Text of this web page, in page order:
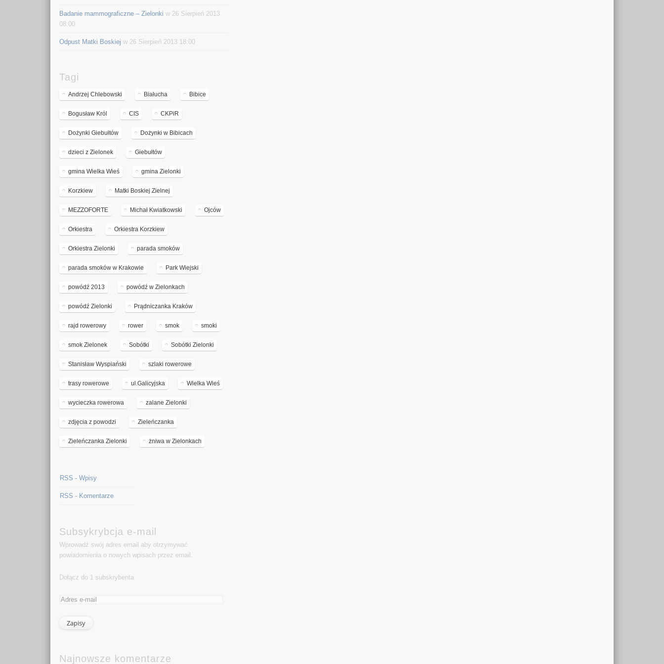
Badanie mammograficzne – Zielonki w 26 Sierpień 2013
08:00
Odpust Matki Boskiej w 26 Sierpień 2013 18:00
Tagi
Andrzej Chlebowski Białucha Bibice
Bogusław Król CIS CKPiR
Dożynki Giebułtów Dożynki w Bibicach
dzieci z Zielonek Giebułtów
gmina Wielka Wieś gmina Zielonki
Korzkiew Matki Boskiej Zielnej
MEZZOFORTE Michał Kwiatkowski Ojców
Orkiestra Orkiestra Korzkiew
Orkiestra Zielonki parada smoków
parada smoków w Krakowie Park Wiejski
powódź 2013 powódź w Zielonkach
powódź Zielonki Prądniczanka Kraków
rajd rowerowy rower smok smoki
smok Zielonek Sobótki Sobótki Zielonki
Stanisław Wyspiański szlaki rowerowe
trasy rowerowe ul.Galicyjska Wielka Wieś
wycieczka rowerowa zalane Zielonki
zdjęcia z powodzi Zieleńczanka
Zieleńczanka Zielonki żniwa w Zielonkach
RSS - Wpisy
RSS - Komentarze
Subsykrybcja e-mail
Wprowadź swój adres email aby otrzymywać
powiadomienia o nowych wpisach przez email.
Dołącz do 1 subskrybenta
Najnowsze komentarze